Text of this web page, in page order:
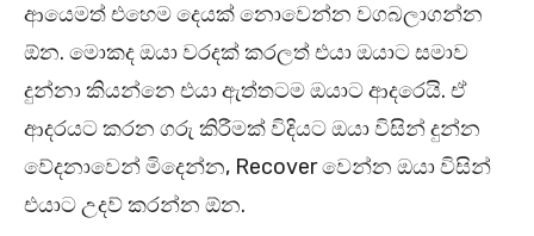
ආයෙමත් එහෙම දෙයක් නොවෙන්න වගබලාගන්න
ඕන. මොකද ඔයා වරදක් කරලත් එයා ඔයාට සමාව
දුන්නා කියන්නෙ එයා ඇත්තටම ඔයාට ආදරෙයි. ඒ
ආදරයට කරන ගරු කිරීමක් විදියට ඔයා විසින් දුන්න
වේදනාවෙන් මිදෙන්න, Recover වෙන්න ඔයා විසින්
එයාට උදව් කරන්න ඕන.